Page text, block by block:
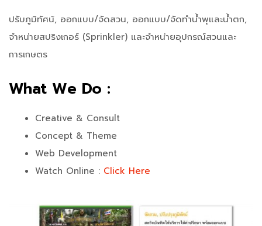
ปรับภูมิทัศน์, ออกแบบ/จัดสวน, ออกแบบ/จัดทำน้ำพุและน้ำตก,
จำหน่ายสปริงเกอร์ (Sprinkler) และจำหน่ายอุปกรณ์สวนและ
การเกษตร
What We Do :
Creative & Consult
Concept & Theme
Web Development
Watch Online : Click Here